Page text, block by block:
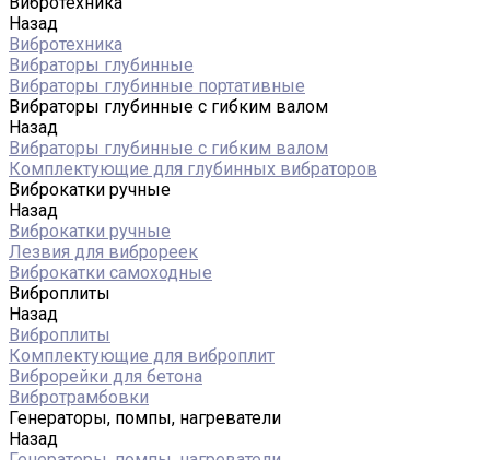
Назад
Вибротехника
Вибраторы глубинные
Вибраторы глубинные портативные
Вибраторы глубинные с гибким валом
Назад
Вибраторы глубинные с гибким валом
Комплектующие для глубинных вибраторов
Виброкатки ручные
Назад
Виброкатки ручные
Лезвия для виброреек
Виброкатки самоходные
Виброплиты
Назад
Виброплиты
Комплектующие для виброплит
Виброрейки для бетона
Вибротрамбовки
Генераторы, помпы, нагреватели
Назад